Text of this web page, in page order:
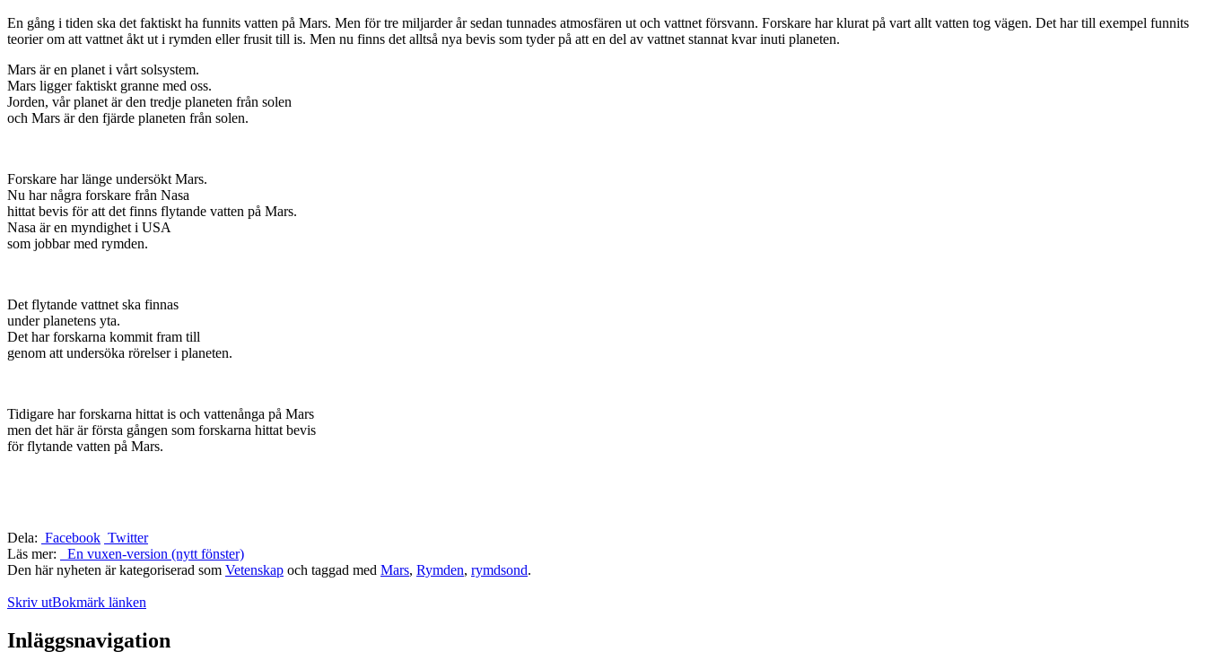
En gång i tiden ska det faktiskt ha funnits vatten på Mars. Men för tre miljarder år sedan tunnades atmosfären ut och vattnet försvann. Forskare har klurat på vart allt vatten tog vägen. Det har till exempel funnits
teorier om att vattnet åkt ut i rymden eller frusit till is. Men nu finns det alltså nya bevis som tyder på att en del av vattnet stannat kvar inuti planeten.
Mars är en planet i vårt solsystem.
Mars ligger faktiskt granne med oss.
Jorden, vår planet är den tredje planeten från solen
och Mars är den fjärde planeten från solen.
Forskare har länge undersökt Mars.
Nu har några forskare från Nasa
hittat bevis för att det finns flytande vatten på Mars.
Nasa är en myndighet i USA
som jobbar med rymden.
Det flytande vattnet ska finnas
under planetens yta.
Det har forskarna kommit fram till
genom att undersöka rörelser i planeten.
Tidigare har forskarna hittat is och vattenånga på Mars
men det här är första gången som forskarna hittat bevis
för flytande vatten på Mars.
Dela: Facebook Twitter
Läs mer:
En vuxen-version (nytt fönster)
Den här nyheten är kategoriserad som Vetenskap och taggad med Mars, Rymden, rymdsond.
Skriv utBokmärk länken
Inläggsnavigation